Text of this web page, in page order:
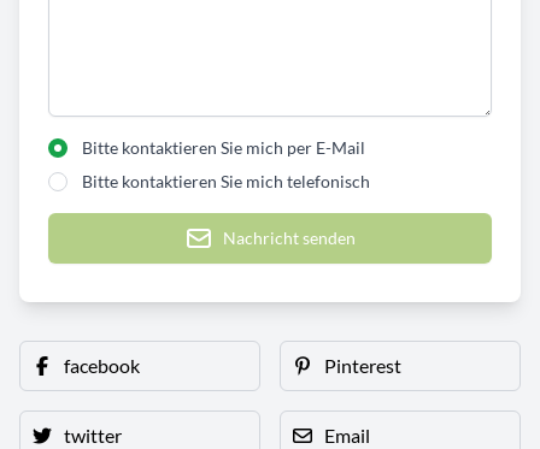
Bitte kontaktieren Sie mich per E-Mail
Bitte kontaktieren Sie mich telefonisch
Nachricht senden
facebook Pinterest
twitter Email